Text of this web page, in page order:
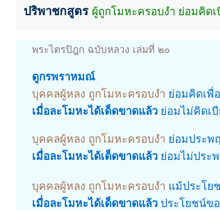
ปริพาชกสูตร ผู้ถูกโมหะครอบงำ ย่อมคิด
พระไตรปิฎก ฉบับหลวง เล่มที่ ๒๐
ดูกรพราหมณ์
บุคคลผู้หลง ถูกโมหะครอบงำ ย่อมคิดเพื่
เมื่อละโมหะได้เด็ดขาดแล้ว ย่อมไม่คิดเ
บุคคลผู้หลง ถูกโมหะครอบงำ ย่อมประพ
เมื่อละโมหะได้เด็ดขาดแล้ว ย่อมไม่ประ
บุคคลผู้หลง ถูกโมหะครอบงำ แม้ประโย
เมื่อละโมหะได้เด็ดขาดแล้ว ประโยชน์ข